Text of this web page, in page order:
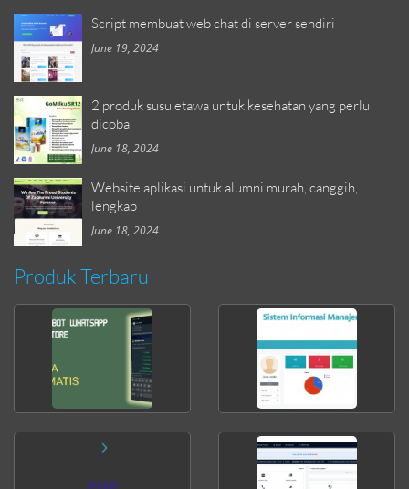
Script membuat web chat di server sendiri
June 19, 2024
2 produk susu etawa untuk kesehatan yang perlu
dicoba
June 18, 2024
Website aplikasi untuk alumni murah, canggih,
lengkap
June 18, 2024
Produk Terbaru